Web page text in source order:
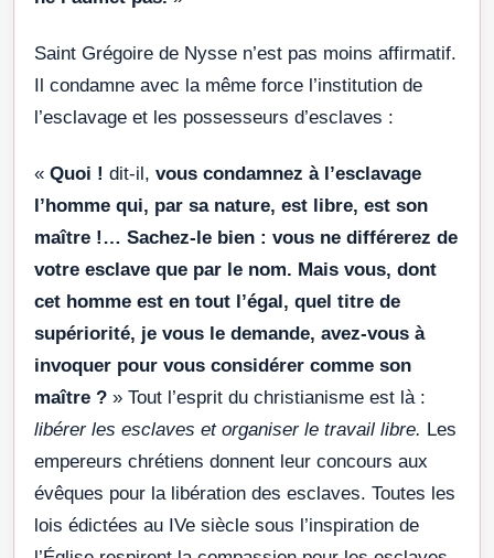
Saint Grégoire de Nysse n’est pas moins affirmatif.
Il condamne avec la même force l’institution de
l’esclavage et les possesseurs d’esclaves :
« Quoi ! dit-il, vous condamnez à l’esclavage
l’homme qui, par sa nature, est libre, est son
maître !… Sachez-le bien : vous ne différerez de
votre esclave que par le nom. Mais vous, dont
cet homme est en tout l’égal, quel titre de
supériorité, je vous le demande, avez-vous à
invoquer pour vous considérer comme son
maître ? » Tout l’esprit du christianisme est là :
libérer les esclaves et organiser le travail libre. Les
empereurs chrétiens donnent leur concours aux
évêques pour la libération des esclaves. Toutes les
lois édictées au IVe siècle sous l’inspiration de